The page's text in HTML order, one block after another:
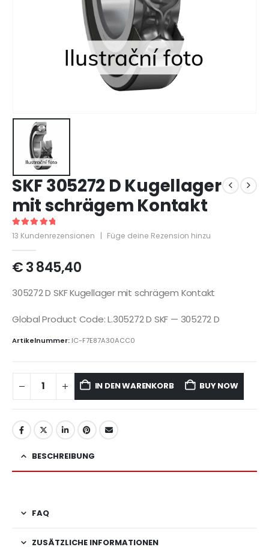
SKF 305272 D Kugellager
mit schrägem Kontakt
5out of 5
13 Kundenrezensionen | Füge deine Rezension hinzu
€3 845,40
305272 D SKF Kugellager mit schrägem Kontakt
Global Product Code: L.305272 D SKF — 305272 D
Artikelnummer: IC-F7E87A30ACC0
IN DEN WARENKORB BUY NOW
BESCHREIBUNG
FAQ
ZUSÄTZLICHE INFORMATIONEN